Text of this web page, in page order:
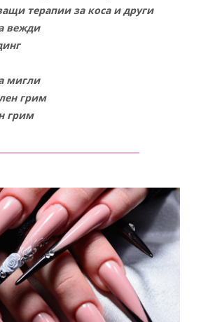
на Татяна Гюмишева
терапии за коса и други
вежди
мигли
грим
грим